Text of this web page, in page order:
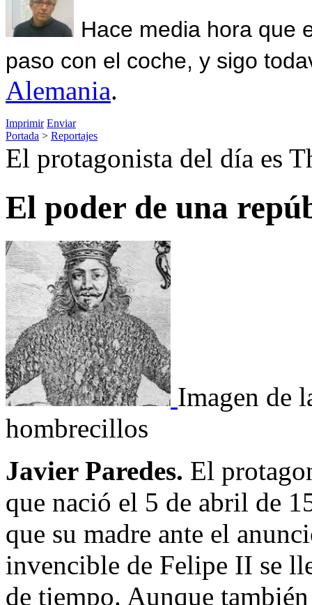
Hace media hora que
paso con el coche, y sigo
Alemania.
Imprimir Enviar
Portada > Reportajes
El protagonista del día es
El poder de una
Imagen de
hombrecillos
Javier Paredes. El
que nació el 5 de abril de
que su madre ante el
invencible de Felipe II se
de tiempo. Aunque